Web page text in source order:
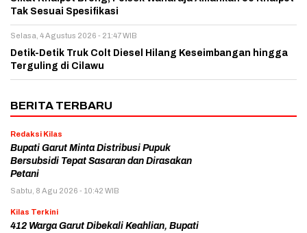
Tak Sesuai Spesifikasi
Selasa, 4 Agustus 2026 - 21:47 WIB
Detik-Detik Truk Colt Diesel Hilang Keseimbangan hingga
Terguling di Cilawu
BERITA TERBARU
Redaksi Kilas
Bupati Garut Minta Distribusi Pupuk
Bersubsidi Tepat Sasaran dan Dirasakan
Petani
Sabtu, 8 Agu 2026 - 10:42 WIB
Kilas Terkini
412 Warga Garut Dibekali Keahlian, Bupati